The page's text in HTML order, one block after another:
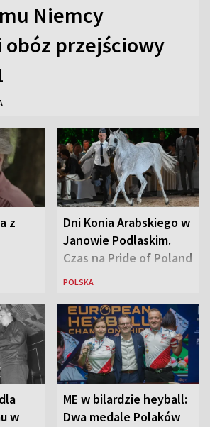
Niemcy
przejściowy
z
Dni Konia Arabskiego w
Janowie Podlaskim.
Czas na Pride of Poland
POLSKA
w
ME w bilardzie heyball:
Dwa medale Polaków